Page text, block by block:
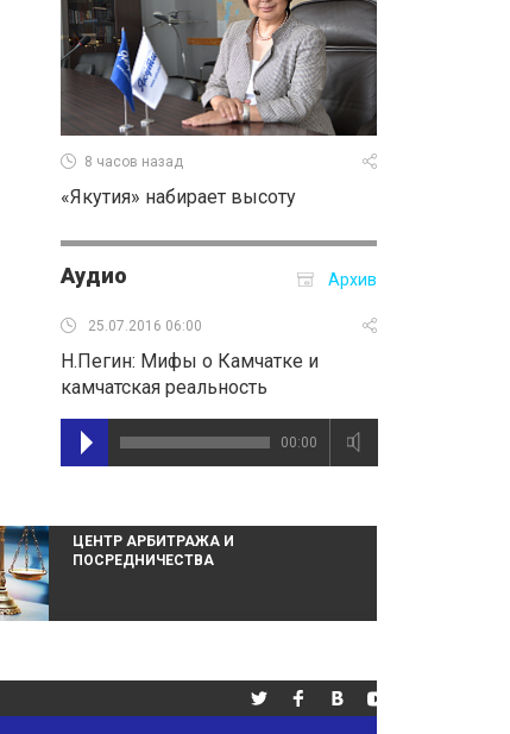
8 часов назад
«Якутия» набирает высоту
Аудио Архив
25.07.2016 06:00
Н.Пегин: Мифы о Камчатке и
камчатская реальность
00:00
ЦЕНТР АРБИТРАЖА И
ПОСРЕДНИЧЕСТВА